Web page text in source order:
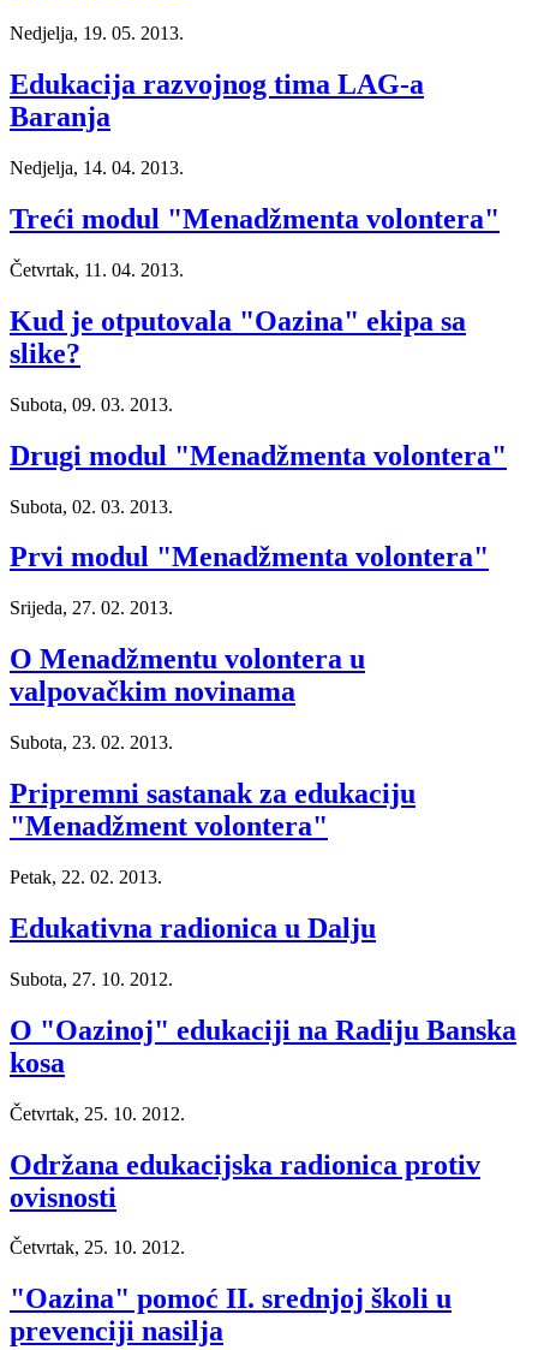
Nedjelja, 19. 05. 2013.
Edukacija razvojnog tima LAG-a
Baranja
Nedjelja, 14. 04. 2013.
Treći modul "Menadžmenta volontera"
Četvrtak, 11. 04. 2013.
Kud je otputovala "Oazina" ekipa sa
slike?
Subota, 09. 03. 2013.
Drugi modul "Menadžmenta volontera"
Subota, 02. 03. 2013.
Prvi modul "Menadžmenta volontera"
Srijeda, 27. 02. 2013.
O Menadžmentu volontera u
valpovačkim novinama
Subota, 23. 02. 2013.
Pripremni sastanak za edukaciju
"Menadžment volontera"
Petak, 22. 02. 2013.
Edukativna radionica u Dalju
Subota, 27. 10. 2012.
O "Oazinoj" edukaciji na Radiju Banska
kosa
Četvrtak, 25. 10. 2012.
Održana edukacijska radionica protiv
ovisnosti
Četvrtak, 25. 10. 2012.
"Oazina" pomoć II. srednjoj školi u
prevenciji nasilja